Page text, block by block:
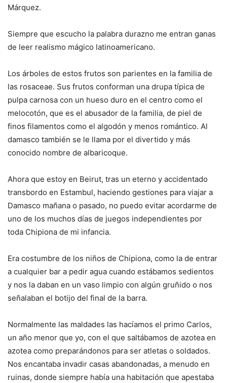
Márquez.
Siempre que escucho la palabra durazno me entran ganas
de leer realismo mágico latinoamericano.
Los árboles de estos frutos son parientes en la familia de
las rosaceae. Sus frutos conforman una drupa típica de
pulpa carnosa con un hueso duro en el centro como el
melocotón, que es el abusador de la familia, de piel de
finos filamentos como el algodón y menos romántico. Al
damasco también se le llama por el divertido y más
conocido nombre de albaricoque.
Ahora que estoy en Beirut, tras un eterno y accidentado
transbordo en Estambul, haciendo gestiones para viajar a
Damasco mañana o pasado, no puedo evitar acordarme de
uno de los muchos días de juegos independientes por
toda Chipiona de mi infancia.
Era costumbre de los niños de Chipiona, como la de entrar
a cualquier bar a pedir agua cuando estábamos sedientos
y nos la daban en un vaso limpio con algún gruñido o nos
señalaban el botijo del final de la barra.
Normalmente las maldades las hacíamos el primo Carlos,
un año menor que yo, con el que saltábamos de azotea en
azotea como preparándonos para ser atletas o soldados.
Nos encantaba invadir casas abandonadas, a menudo en
ruinas, donde siempre había una habitación que apestaba